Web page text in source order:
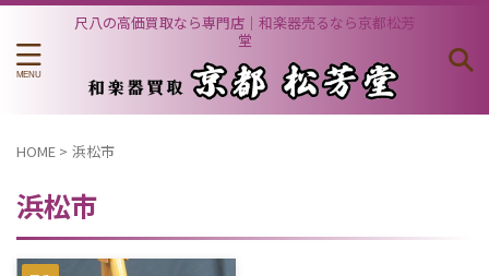
尺八の高価買取なら専門店｜和楽器売るなら京都松芳
堂
HOME > 浜松市
浜松市